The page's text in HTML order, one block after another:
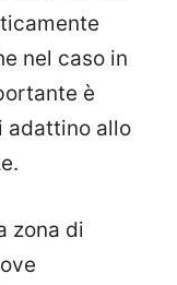
nel caso in
è
adattino allo
zona di